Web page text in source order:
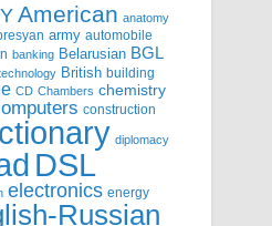
American anatomy
army automobile
banking Belarusian BGL
British building
CD Chambers chemistry
construction
diplomacy
DSL
electronics energy
Russian